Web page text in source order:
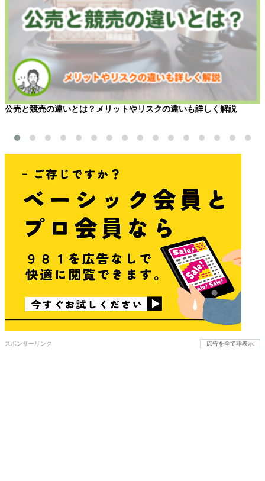
公売と競売の違いとは？メリットやリスクの違いも詳しく解説
スポンサーリンク 広告を全て非表示